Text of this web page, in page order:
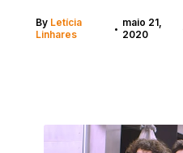
By Letícia
Linhares
• maio 21,
2020